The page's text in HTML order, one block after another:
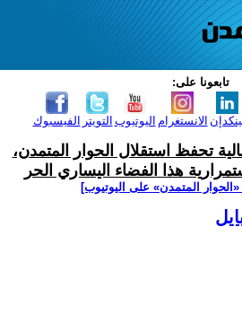
تابعونا على:
الفيسبوك التويتر اليوتيوب الانستغرام
تحفظ استقلال الحوار المتمدن،
هذا الفضاء اليساري الحر
المتمدن» على اليوتيوب]